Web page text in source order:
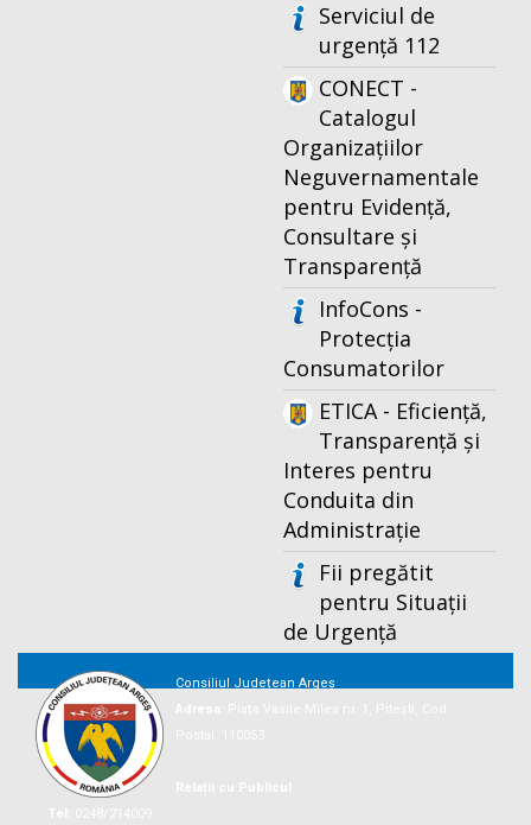
Serviciul de
urgență 112
CONECT -
Catalogul
Organizațiilor
Neguvernamentale
pentru Evidență,
Consultare și
Transparență
InfoCons -
Protecția
Consumatorilor
ETICA - Eficiență,
Transparență și
Interes pentru
Conduita din
Administrație
Fii pregătit
pentru Situații
de Urgență
Consiliul Județean Argeș